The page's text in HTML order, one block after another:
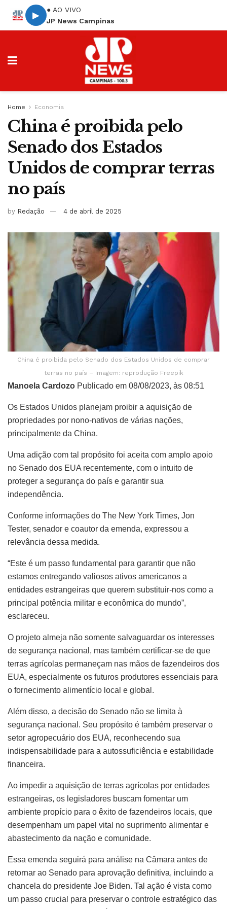
▶
● AO VIVO
JP News Campinas
Home Economia
China é proibida pelo
Senado dos Estados
Unidos de comprar terras
no país
by Redação 4 de abril de 2025
China é proibida pelo Senado dos Estados Unidos de comprar
terras no país – Imagem: reprodução Freepik
Manoela Cardozo Publicado em 08/08/2023, às 08:51
Os Estados Unidos planejam proibir a aquisição de
propriedades por nono-nativos de várias nações,
principalmente da China.
Uma adição com tal propósito foi aceita com amplo apoio
no Senado dos EUA recentemente, com o intuito de
proteger a segurança do país e garantir sua
independência.
Conforme informações do The New York Times, Jon
Tester, senador e coautor da emenda, expressou a
relevância dessa medida.
“Este é um passo fundamental para garantir que não
estamos entregando valiosos ativos americanos a
entidades estrangeiras que querem substituir-nos como a
principal potência militar e econômica do mundo”,
esclareceu.
O projeto almeja não somente salvaguardar os interesses
de segurança nacional, mas também certificar-se de que
terras agrícolas permaneçam nas mãos de fazendeiros dos
EUA, especialmente os futuros produtores essenciais para
o fornecimento alimentício local e global.
Além disso, a decisão do Senado não se limita à
segurança nacional. Seu propósito é também preservar o
setor agropecuário dos EUA, reconhecendo sua
indispensabilidade para a autossuficiência e estabilidade
financeira.
Ao impedir a aquisição de terras agrícolas por entidades
estrangeiras, os legisladores buscam fomentar um
ambiente propício para o êxito de fazendeiros locais, que
desempenham um papel vital no suprimento alimentar e
abastecimento da nação e comunidade.
Essa emenda seguirá para análise na Câmara antes de
retornar ao Senado para aprovação definitiva, incluindo a
chancela do presidente Joe Biden. Tal ação é vista como
um passo crucial para preservar o controle estratégico das